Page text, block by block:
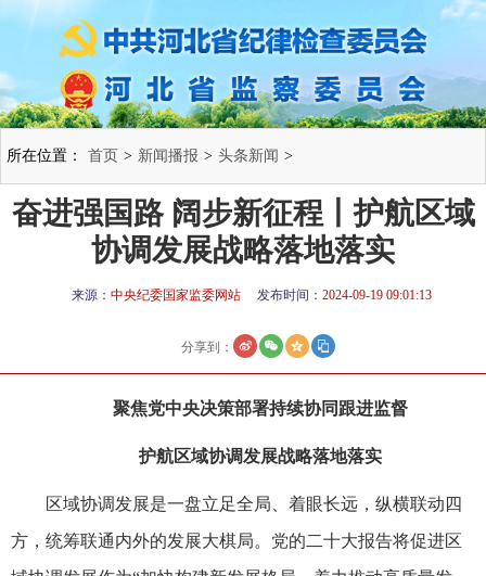
所在位置： 首页 > 新闻播报 > 头条新闻 >
奋进强国路 阔步新征程丨护航区域
协调发展战略落地落实
来源： 中央纪委国家监委网站 发布时间： 2024-09-19 09:01:13
分享到：
聚焦党中央决策部署持续协同跟进监督
护航区域协调发展战略落地落实
区域协调发展是一盘立足全局、着眼长远，纵横联动四
方，统筹联通内外的发展大棋局。党的二十大报告将促进区